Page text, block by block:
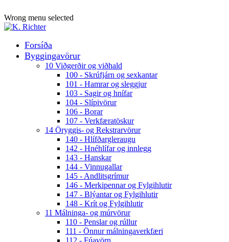
Wrong menu selected
Forsíða
Byggingavörur
10 Viðgerðir og viðhald
100 - Skrúfjárn og sexkantar
101 - Hamrar og sleggjur
103 - Sagir og hnífar
104 - Slípivörur
106 - Borar
107 - Verkfæratöskur
14 Öryggis- og Rekstrarvörur
140 - Hlífðargleraugu
142 - Hnéhlífar og innlegg
143 - Hanskar
144 - Vinnugallar
145 - Andlitsgrímur
146 - Merkipennar og Fylgihlutir
147 - Blýantar og Fylgihlutir
148 - Krít og Fylgihlutir
11 Málninga- og múrvörur
110 - Penslar og rúllur
111 - Önnur málningaverkfæri
112 - Fúavörn